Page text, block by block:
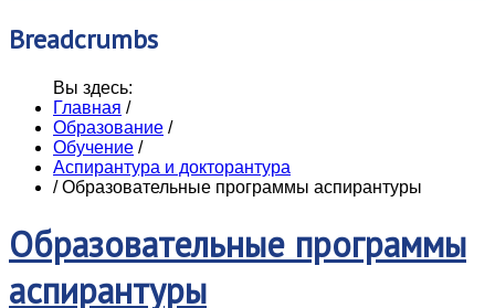
Breadcrumbs
Вы здесь:
Главная /
Образование /
Обучение /
Аспирантура и докторантура
/ Образовательные программы аспирантуры
Образовательные программы
аспирантуры